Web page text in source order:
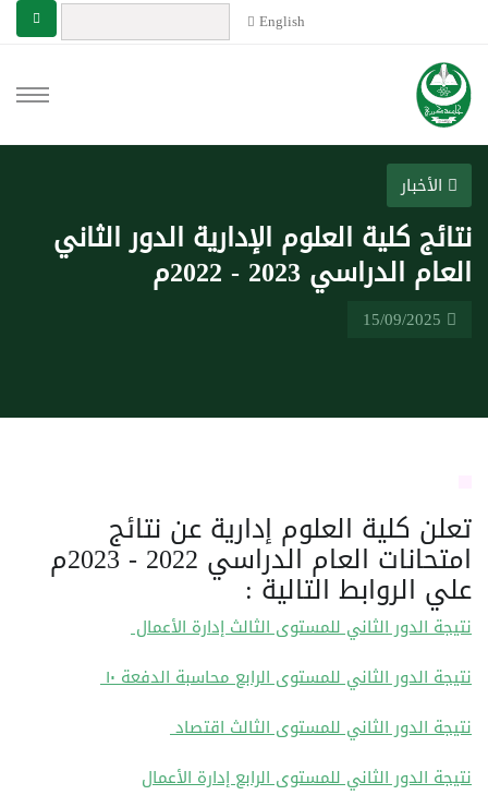
English
الأخبار
نتائج كلية العلوم الإدارية الدور الثاني
العام الدراسي 2023 - 2022م
تعلن كلية العلوم إدارية عن نتائج
امتحانات العام الدراسي 2022 - 2023م
علي الروابط التالية :
نتيجة الدور الثاني للمستوى الثالث إدارة الأعمال
نتيجة الدور الثاني للمستوى الرابع محاسبة الدفعة ١٠
نتيجة الدور الثاني للمستوى الثالث اقتصاد
نتيجة الدور الثاني للمستوى الرابع إدارة الأعمال